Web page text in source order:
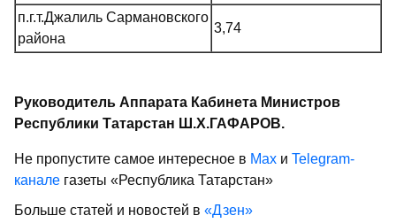
п.г.т.Джалиль Сармановского
района
3,74
Руководитель Аппарата Кабинета Министров
Республики Татарстан Ш.Х.ГАФАРОВ.
Не пропустите самое интересное в Max и Telegram-
канале газеты «Республика Татарстан»
Больше статей и новостей в «Дзен»